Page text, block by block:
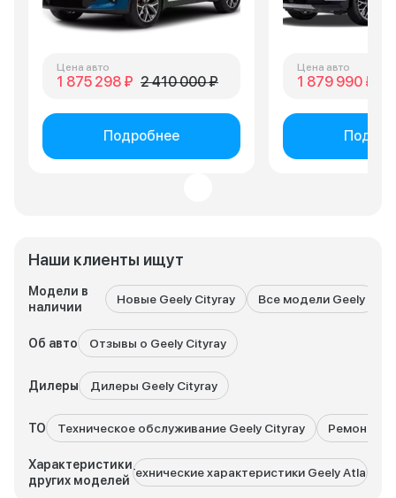
Наши клиенты ищут
Модели в
наличии
Новые Geely Cityray Все модели Geely
Об авто Отзывы о Geely Cityray
Дилеры Дилеры Geely Cityray
ТО Техническое обслуживание Geely Cityray Ремонт
Характеристики
других моделей
Технические характеристики Geely Atlas
Цена авто
1 875 298 ₽ 2 410 000 ₽
Подробнее
Цена авто
1 879 990 ₽